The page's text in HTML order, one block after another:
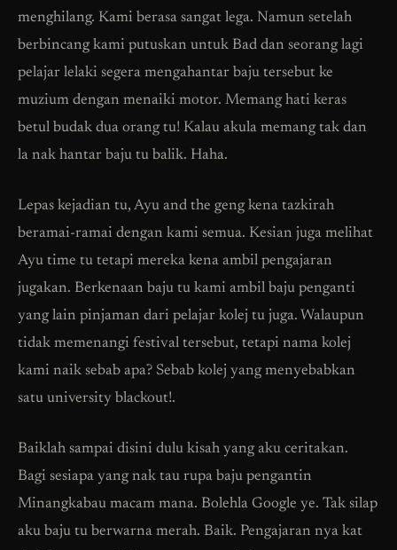
menghilang. Kami berasa sangat lega. Namun setelah
berbincang kami putuskan untuk Bad dan seorang lagi
pelajar lelaki segera mengahantar baju tersebut ke
muzium dengan menaiki motor. Memang hati keras
betul budak dua orang tu! Kalau akula memang tak dan
la nak hantar baju tu balik. Haha.
Lepas kejadian tu, Ayu and the geng kena tazkirah
beramai-ramai dengan kami semua. Kesian juga melihat
Ayu time tu tetapi mereka kena ambil pengajaran
jugakan. Berkenaan baju tu kami ambil baju penganti
yang lain pinjaman dari pelajar kolej tu juga. Walaupun
tidak memenangi festival tersebut, tetapi nama kolej
kami naik sebab apa? Sebab kolej yang menyebabkan
satu university blackout!.
Baiklah sampai disini dulu kisah yang aku ceritakan.
Bagi sesiapa yang nak tau rupa baju pengantin
Minangkabau macam mana. Bolehla Google ye. Tak silap
aku baju tu berwarna merah. Baik. Pengajaran nya kat